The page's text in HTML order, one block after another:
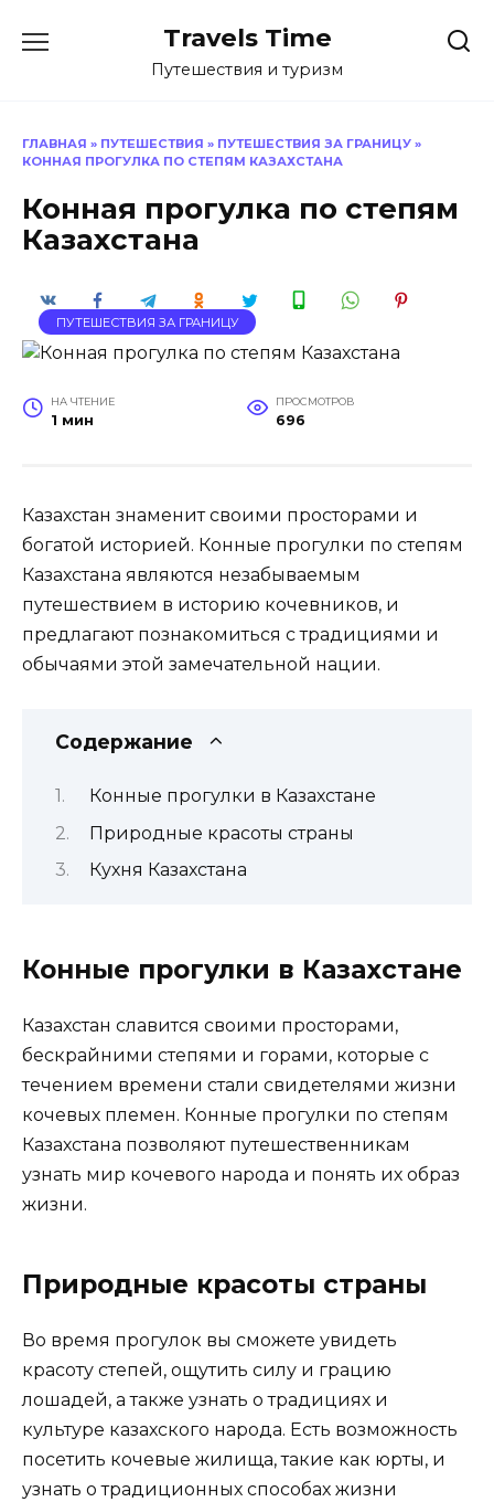
Travels Time
Путешествия и туризм
ГЛАВНАЯ » ПУТЕШЕСТВИЯ » ПУТЕШЕСТВИЯ ЗА ГРАНИЦУ »
КОННАЯ ПРОГУЛКА ПО СТЕПЯМ КАЗАХСТАНА
Конная прогулка по степям
Казахстана
ПУТЕШЕСТВИЯ ЗА ГРАНИЦУ
НА ЧТЕНИЕ
1 мин
ПРОСМОТРОВ
696
Казахстан знаменит своими просторами и
богатой историей. Конные прогулки по степям
Казахстана являются незабываемым
путешествием в историю кочевников, и
предлагают познакомиться с традициями и
обычаями этой замечательной нации.
Содержание
Конные прогулки в Казахстане
Природные красоты страны
Кухня Казахстана
Конные прогулки в Казахстане
Казахстан славится своими просторами,
бескрайними степями и горами, которые с
течением времени стали свидетелями жизни
кочевых племен. Конные прогулки по степям
Казахстана позволяют путешественникам
узнать мир кочевого народа и понять их образ
жизни.
Природные красоты страны
Во время прогулок вы сможете увидеть
красоту степей, ощутить силу и грацию
лошадей, а также узнать о традициях и
культуре казахского народа. Есть возможность
посетить кочевые жилища, такие как юрты, и
узнать о традиционных способах жизни